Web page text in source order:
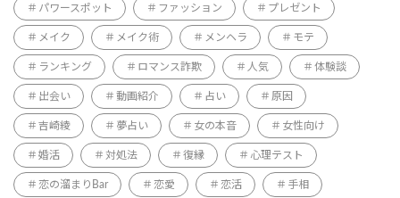
パワースポット ファッション プレゼント
メイク メイク術 メンヘラ モテ
ランキング ロマンス詐欺 人気 体験談
出会い 動画紹介 占い 原因
吉崎綾 夢占い 女の本音 女性向け
婚活 対処法 復縁 心理テスト
恋の溜まりBar 恋愛 恋活 手相